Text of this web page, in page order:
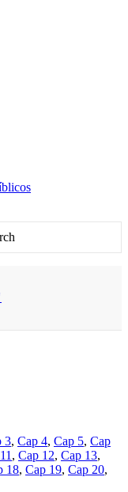
3, Cap 4, Cap 5, Cap
, Cap 12, Cap 13,
18, Cap 19, Cap 20,